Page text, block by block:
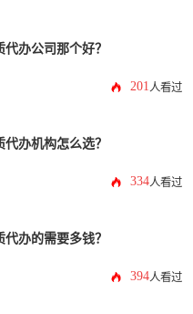
办公司那个好？
201人看过
办机构怎么选？
334人看过
办的需要多钱？
394人看过